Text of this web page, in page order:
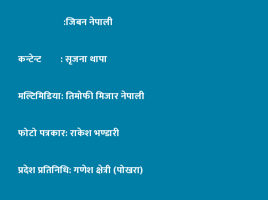
:जिबन नेपाली
कन्टेन्ट : सृजना थापा
मल्टिमिडिया: तिमोफी मिजार नेपाली
फोटो पत्रकार: राकेश भण्डारी
प्रदेश प्रतिनिधि: गणेश क्षेत्री (पोखरा)